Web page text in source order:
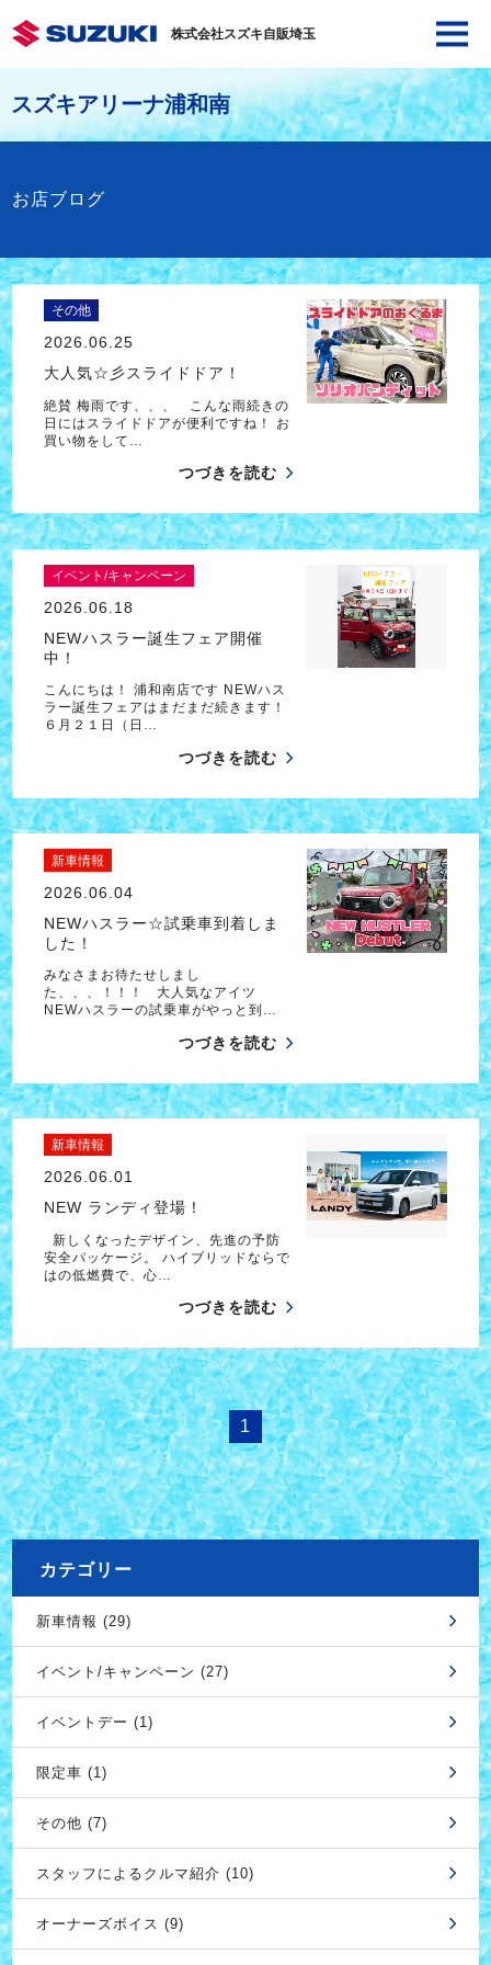
株式会社スズキ自販埼玉
スズキアリーナ浦和南
お店ブログ
その他
2026.06.25
大人気☆彡スライドドア！
絶賛 梅雨です、、、 こんな雨続きの
日にはスライドドアが便利ですね！ お
買い物をして…
つづきを読む
イベント/キャンペーン
2026.06.18
NEWハスラー誕生フェア開催
中！
こんにちは！ 浦和南店です NEWハス
ラー誕生フェアはまだまだ続きます！
６月２１日（日…
つづきを読む
新車情報
2026.06.04
NEWハスラー☆試乗車到着しま
した！
みなさまお待たせしまし
た、、、！！！ 大人気なアイツ
NEWハスラーの試乗車がやっと到…
つづきを読む
新車情報
2026.06.01
NEW ランディ登場！
新しくなったデザイン、先進の予防
安全パッケージ。 ハイブリッドならで
はの低燃費で、心…
つづきを読む
1
カテゴリー
新車情報 (29)
イベント/キャンペーン (27)
イベントデー (1)
限定車 (1)
その他 (7)
スタッフによるクルマ紹介 (10)
オーナーズボイス (9)